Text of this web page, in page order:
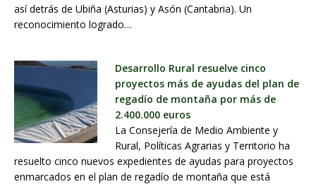
así detrás de Ubiña (Asturias) y Asón (Cantabria). Un
reconocimiento logrado…
Desarrollo Rural resuelve cinco
proyectos más de ayudas del plan de
regadío de montaña por más de
2.400.000 euros
La Consejería de Medio Ambiente y
Rural, Políticas Agrarias y Territorio ha
resuelto cinco nuevos expedientes de ayudas para proyectos
enmarcados en el plan de regadío de montaña que está